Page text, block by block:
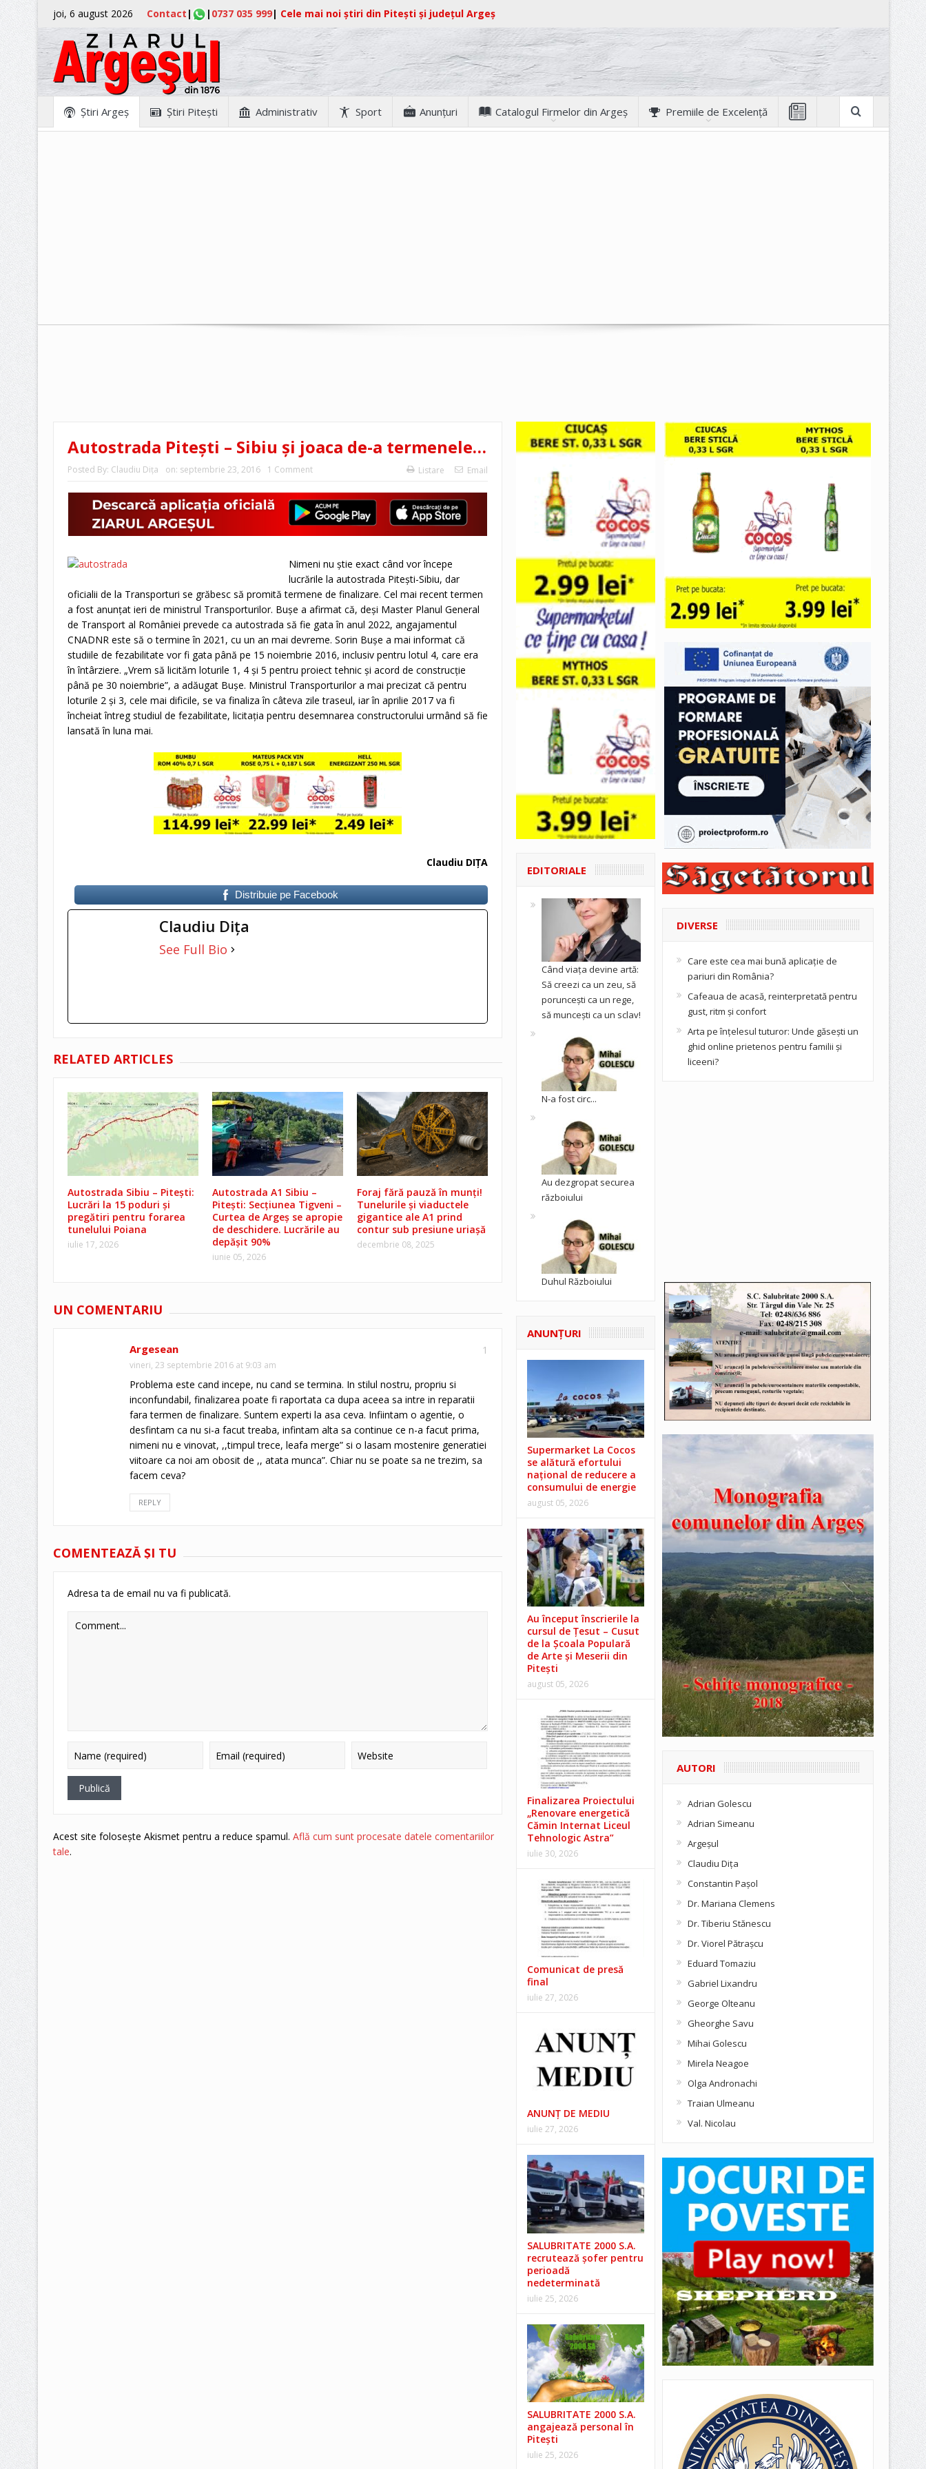
joi, 6 august 2026 Contact | | 0737 035 999| Cele mai noi știri din Pitești și județul Argeș
Ştiri Argeş Ştiri Piteşti Administrativ Sport Anunţuri Catalogul Firmelor din Argeș Premiile de Excelență
Autostrada Piteşti – Sibiu şi joaca de-a termenele…
Posted By: Claudiu Diţa on: septembrie 23, 2016 1 Comment Listare Email
Nimeni nu ştie exact când vor începe
lucrările la autostrada Piteşti-Sibiu, dar
oficialii de la Transporturi se grăbesc să promită termene de finalizare. Cel mai recent termen
a fost anunţat ieri de ministrul Transporturilor. Buşe a afirmat că, deşi Master Planul General
de Transport al României prevede ca autostrada să fie gata în anul 2022, angajamentul
CNADNR este să o termine în 2021, cu un an mai devreme. Sorin Buşe a mai informat că
studiile de fezabilitate vor fi gata până pe 15 noiembrie 2016, inclusiv pentru lotul 4, care era
în întârziere. „Vrem să licităm loturile 1, 4 şi 5 pentru proiect tehnic şi acord de construcţie
până pe 30 noiembrie”, a adăugat Buşe. Ministrul Transporturilor a mai precizat că pentru
loturile 2 şi 3, cele mai dificile, se va finaliza în câteva zile traseul, iar în aprilie 2017 va fi
încheiat întreg studiul de fezabilitate, licitaţia pentru desemnarea constructorului urmând să fie
lansată în luna mai.
Claudiu DIŢA
Distribuie pe Facebook
Claudiu Diţa
See Full Bio
RELATED ARTICLES
Autostrada Sibiu – Pitești:
Lucrări la 15 poduri și
pregătiri pentru forarea
tunelului Poiana
iulie 17, 2026
Autostrada A1 Sibiu –
Pitești: Secțiunea Tigveni –
Curtea de Argeș se apropie
de deschidere. Lucrările au
depășit 90%
iunie 05, 2026
Foraj fără pauză în munți!
Tunelurile și viaductele
gigantice ale A1 prind
contur sub presiune uriașă
decembrie 08, 2025
UN COMENTARIU
1
Argesean
vineri, 23 septembrie 2016 at 9:03 am
Problema este cand incepe, nu cand se termina. In stilul nostru, propriu si
inconfundabil, finalizarea poate fi raportata ca dupa aceea sa intre in reparatii
fara termen de finalizare. Suntem experti la asa ceva. Infiintam o agentie, o
desfintam ca nu si-a facut treaba, infintam alta sa continue ce n-a facut prima,
nimeni nu e vinovat, ,,timpul trece, leafa merge” si o lasam mostenire generatiei
viitoare ca noi am obosit de ,, atata munca”. Chiar nu se poate sa ne trezim, sa
facem ceva?
REPLY
COMENTEAZĂ ŞI TU
Adresa ta de email nu va fi publicată.
Acest site folosește Akismet pentru a reduce spamul. Află cum sunt procesate datele comentariilor
tale.
EDITORIALE
Când viața devine artă:
Să creezi ca un zeu, să
poruncești ca un rege,
să muncești ca un sclav!
N-a fost circ...
Au dezgropat securea
războiului
Duhul Războiului
ANUNŢURI
Supermarket La Cocos
se alătură efortului
național de reducere a
consumului de energie
august 05, 2026
Au început înscrierile la
cursul de Țesut – Cusut
de la Școala Populară
de Arte și Meserii din
Pitești
august 05, 2026
Finalizarea Proiectului
„Renovare energetică
Cămin Internat Liceul
Tehnologic Astra”
iulie 30, 2026
Comunicat de presă
final
iulie 27, 2026
ANUNŢ DE MEDIU
iulie 27, 2026
SALUBRITATE 2000 S.A.
recrutează șofer pentru
perioadă
nedeterminată
iulie 25, 2026
SALUBRITATE 2000 S.A.
angajează personal în
Pitești
iulie 25, 2026
DIVERSE
Care este cea mai bună aplicație de
pariuri din România?
Cafeaua de acasă, reinterpretată pentru
gust, ritm și confort
Arta pe înțelesul tuturor: Unde găsești un
ghid online prietenos pentru familii și
liceeni?
AUTORI
Adrian Golescu
Adrian Simeanu
Argeşul
Claudiu Diţa
Constantin Pașol
Dr. Mariana Clemens
Dr. Tiberiu Stănescu
Dr. Viorel Pătraşcu
Eduard Tomaziu
Gabriel Lixandru
George Olteanu
Gheorghe Savu
Mihai Golescu
Mirela Neagoe
Olga Andronachi
Traian Ulmeanu
Val. Nicolau